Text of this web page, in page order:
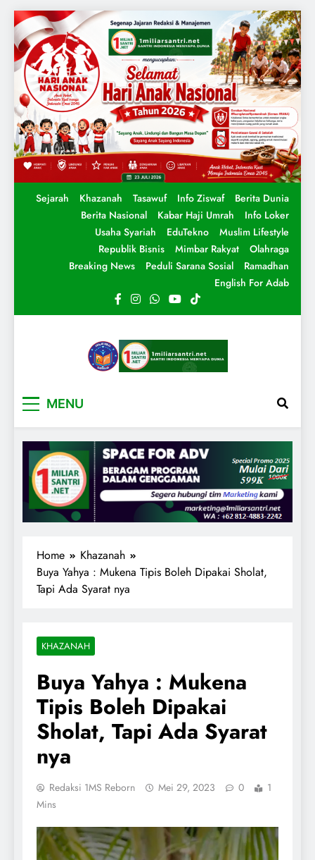
Sejarah Khazanah Tasawuf Info Ziswaf
Berita Dunia
Berita Nasional
Kabar Haji Umrah
Info Loker
Usaha Syariah
EduTekno
Muslim Lifestyle
Republik Bisnis
Mimbar Rakyat
Olahraga
Breaking News
Peduli Sarana Sosial
Ramadhan
English For Adab
MENU
Home
Khazanah
Buya Yahya : Mukena Tipis Boleh Dipakai Sholat,
Tapi Ada Syarat nya
KHAZANAH
Buya Yahya : Mukena
Tipis Boleh Dipakai
Sholat, Tapi Ada Syarat
nya
Redaksi 1MS Reborn Mei 29, 2023 0
1
Mins